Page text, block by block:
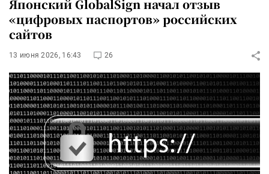
Японский GlobalSign начал отзыв
«цифровых паспортов» российских
сайтов
13 июня 2026, 16:43 26